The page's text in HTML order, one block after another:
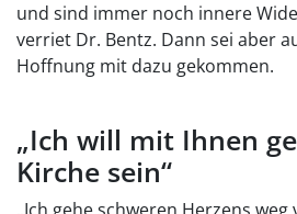
und sind immer noch innere
verriet Dr. Bentz. Dann sei aber
Hoffnung mit dazu gekommen.
„Ich will mit Ihnen
Kirche sein“